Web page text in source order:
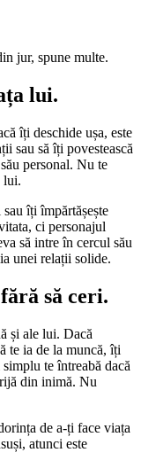
jur, spune multe.
lui.
îți deschide ușa, este
sau să îți povestească
personal. Nu te
lui.
îți împărtășește
ci personajul
să intre în cercul său
unei relații solide.
să ceri.
și ale lui. Dacă
te ia de la muncă, îți
te întreabă dacă
din inimă. Nu
de a-ți face viața
atunci este